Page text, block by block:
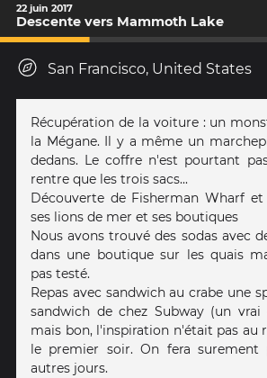
22 juin 2017
Descente vers Mammoth Lake
San Francisco, United States
Récupération de la voiture : un
la Mégane. Il y a même un
dedans. Le coffre n'est pourtant
rentre que les trois sacs...
Découverte de Fisherman Wharf
ses lions de mer et ses boutiques
Nous avons trouvé des sodas avec
dans une boutique sur les quais
pas testé.
Repas avec sandwich au crabe une
sandwich de chez Subway (un vrai
mais bon, l'inspiration n'était pas au
le premier soir. On fera surement
autres jours.